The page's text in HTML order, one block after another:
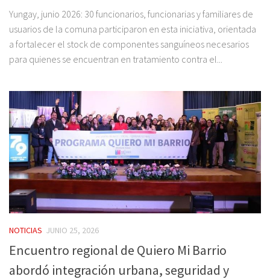
Yungay, junio 2026: 30 funcionarios, funcionarias y familiares de
usuarios de la comuna participaron en esta iniciativa, orientada
a fortalecer el stock de componentes sanguíneos necesarios
para quienes se encuentran en tratamiento contra el...
NOTICIAS JUNIO 25, 2026
Encuentro regional de Quiero Mi Barrio
abordó integración urbana, seguridad y